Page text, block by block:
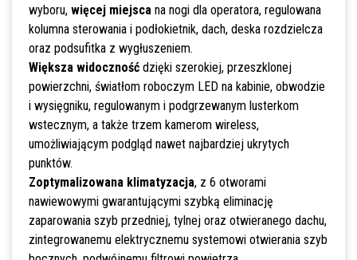
wyboru, więcej miejscana nogi dla operatora, regulowana
kolumna sterowania i podłokietnik, dach, deska rozdzielcza
oraz podsufitka z wygłuszeniem.
Większa widocznośćdzięki szerokiej, przeszklonej
powierzchni, światłom roboczym LED na kabinie, obwodzie
i wysięgniku, regulowanym i podgrzewanym lusterkom
wstecznym, a także trzem kamerom wireless,
umożliwiającym podgląd nawet najbardziej ukrytych
punktów.
Zoptymalizowana klimatyzacja, z 6 otworami
nawiewowymi gwarantującymi szybką eliminację
zaparowania szyb przedniej, tylnej oraz otwieranego dachu,
zintegrowanemu elektrycznemu systemowi otwierania szyb